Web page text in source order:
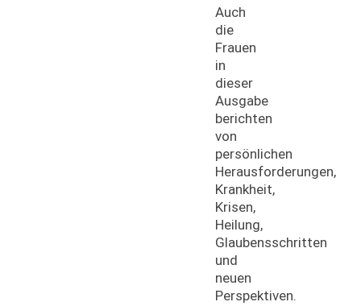
Auch
die
Frauen
in
dieser
Ausgabe
berichten
von
persönlichen
Herausforderungen,
Krankheit,
Krisen,
Heilung,
Glaubensschritten
und
neuen
Perspektiven.